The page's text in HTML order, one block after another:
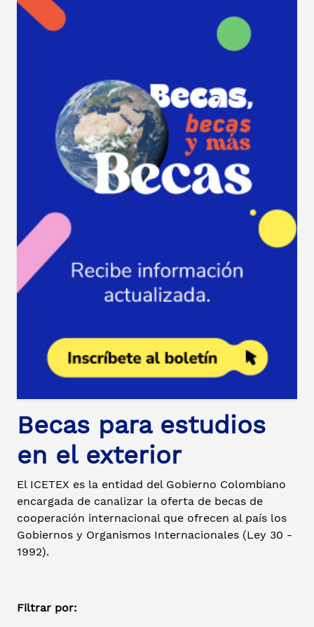
Becas para estudios
en el exterior
El ICETEX es la entidad del Gobierno Colombiano
encargada de canalizar la oferta de becas de
cooperación internacional que ofrecen al país los
Gobiernos y Organismos Internacionales (Ley 30 -
1992).
Filtrar por: